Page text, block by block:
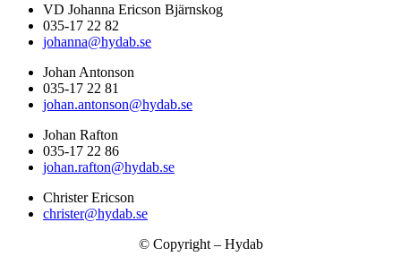
VD Johanna Ericson Bjärnskog
035-17 22 82
johanna@hydab.se
Johan Antonson
035-17 22 81
johan.antonson@hydab.se
Johan Rafton
035-17 22 86
johan.rafton@hydab.se
Christer Ericson
christer@hydab.se
© Copyright – Hydab